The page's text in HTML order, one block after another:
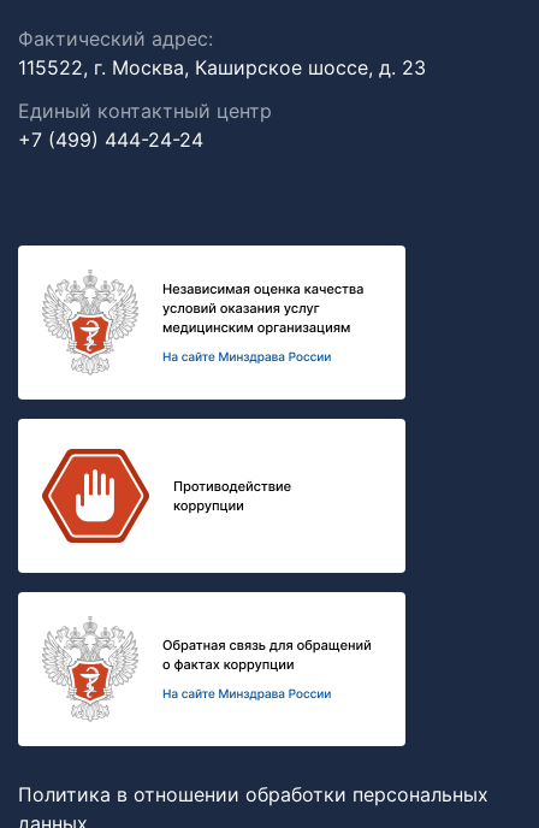
Фактический адрес:
115522, г. Москва, Каширское шоссе, д. 23
Единый контактный центр
+7 (499) 444-24-24
Политика в отношении обработки персональных
данных